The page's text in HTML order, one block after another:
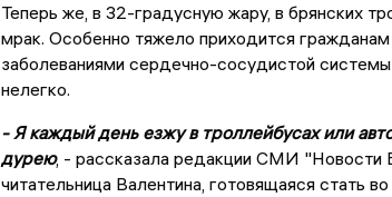
Теперь же, в 32-градусную жару, в брянских
мрак. Особенно тяжело приходится
заболеваниями сердечно-сосудистой
нелегко.
- Я каждый день езжу в троллейбусах или
дурею, - рассказала редакции СМИ "Новости
читательница Валентина, готовящаяся стать